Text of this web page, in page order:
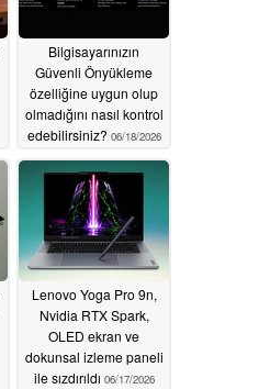
Bilgisayarınızın
Güvenli Önyükleme
özelliğine uygun olup
olmadığını nasıl kontrol
edebilirsiniz? 06/18/2026
Lenovo Yoga Pro 9n,
Nvidia RTX Spark,
OLED ekran ve
dokunsal izleme paneli
ile sızdırıldı 06/17/2026